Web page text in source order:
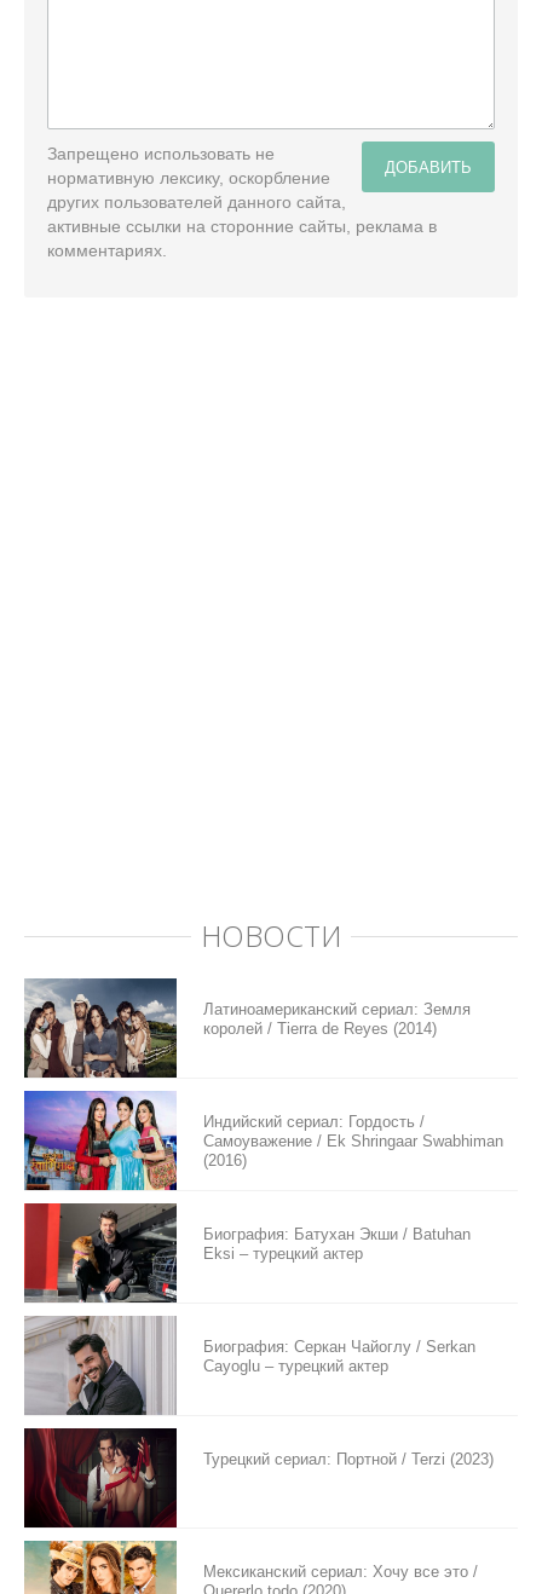
ДОБАВИТЬ
Запрещено использовать не
нормативную лексику, оскорбление
других пользователей данного сайта,
активные ссылки на сторонние сайты, реклама в
комментариях.
НОВОСТИ
Латиноамериканский сериал: Земля
королей / Tierra de Reyes (2014)
Индийский сериал: Гордость /
Самоуважение / Ek Shringaar Swabhiman
(2016)
Биография: Батухан Экши / Batuhan
Eksi – турецкий актер
Биография: Серкан Чайоглу / Serkan
Cayoglu – турецкий актер
Турецкий сериал: Портной / Terzi (2023)
Мексиканский сериал: Хочу все это /